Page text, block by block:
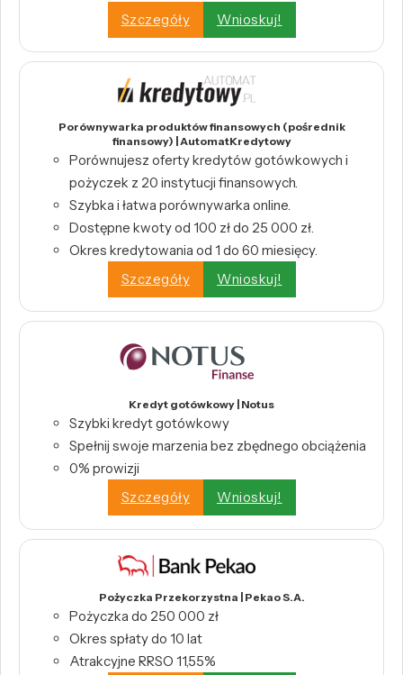
Szczegóły
Wnioskuj!
Porównywarka produktów finansowych (pośrednik
finansowy) | AutomatKredytowy
Porównujesz oferty kredytów gotówkowych i
pożyczek z 20 instytucji finansowych.
Szybka i łatwa porównywarka online.
Dostępne kwoty od 100 zł do 25 000 zł.
Okres kredytowania od 1 do 60 miesięcy.
Szczegóły
Wnioskuj!
Kredyt gotówkowy | Notus
Szybki kredyt gotówkowy
Spełnij swoje marzenia bez zbędnego obciążenia
0% prowizji
Szczegóły
Wnioskuj!
Pożyczka Przekorzystna | Pekao S.A.
Pożyczka do 250 000 zł
Okres spłaty do 10 lat
Atrakcyjne RRSO 11,55%